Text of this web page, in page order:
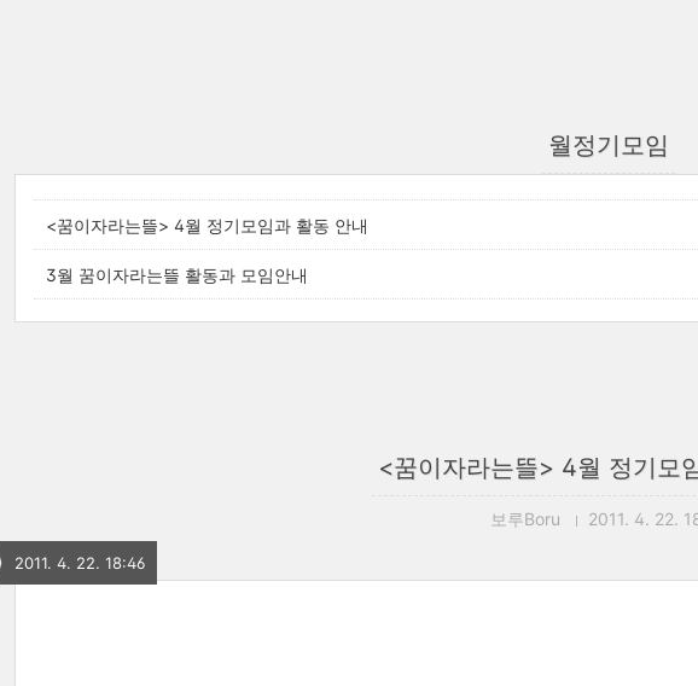
월정기모임
<꿈이자라는뜰> 4월 정기모임과 활동 안내
3월 꿈이자라는뜰 활동과 모임안내
<꿈이자라는뜰> 4월 정기모
보루Boru 2011. 4. 22.
2011. 4. 22. 18:46